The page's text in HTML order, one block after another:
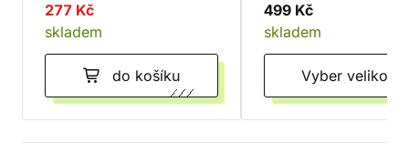
277 Kč
skladem
do košíku
499 Kč
skladem
Vyber velikost